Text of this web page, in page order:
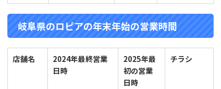
岐阜県のロピアの年末年始の営業時間
店舗名
2024年最終営業
日時
2025年最
初の営業
日時
チラシ